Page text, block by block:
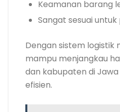
Keamanan barang
Sangat sesuai
Dengan sistem logistik
mampu menjangkau
dan kabupaten di
efisien.